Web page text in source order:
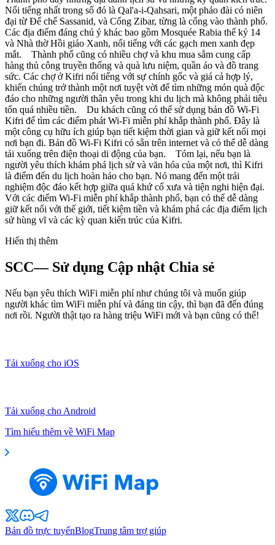
Nổi tiếng nhất trong số đó là Qal'a-i-Qahsari, một pháo đài có niên
đại từ Đế chế Sassanid, và Cổng Zibar, từng là cổng vào thành phố.
Các địa điểm đáng chú ý khác bao gồm Mosquée Rabia thế kỷ 14
và Nhà thờ Hồi giáo Xanh, nổi tiếng với các gạch men xanh đẹp
mắt. Thành phố cũng có nhiều chợ và khu mua sắm cung cấp
hàng thủ công truyền thống và quà lưu niệm, quần áo và đồ trang
sức. Các chợ ở Kifri nổi tiếng với sự chính gốc và giá cả hợp lý,
khiến chúng trở thành một nơi tuyệt vời để tìm những món quà độc
đáo cho những người thân yêu trong khi du lịch mà không phải tiêu
tốn quá nhiều tiền. Du khách cũng có thể sử dụng bản đồ Wi-Fi
Kifri để tìm các điểm phát Wi-Fi miễn phí khắp thành phố. Đây là
một công cụ hữu ích giúp bạn tiết kiệm thời gian và giữ kết nối mọi
nơi bạn đi. Bản đồ Wi-Fi Kifri có sẵn trên internet và có thể dễ dàng
tải xuống trên điện thoại di động của bạn. Tóm lại, nếu bạn là
người yêu thích khám phá lịch sử và văn hóa của một nơi, thì Kifri
là điểm đến du lịch hoàn hảo cho bạn. Nó mang đến một trải
nghiệm độc đáo kết hợp giữa quá khứ cổ xưa và tiện nghi hiện đại.
Với các điểm Wi-Fi miễn phí khắp thành phố, bạn có thể dễ dàng
giữ kết nối với thế giới, tiết kiệm tiền và khám phá các địa điểm lịch
sử hùng vĩ và các kỳ quan kiến trúc của Kifri.
Hiển thị thêm
SCC— Sử dụng Cập nhật Chia sẻ
Nếu bạn yêu thích WiFi miễn phí như chúng tôi và muốn giúp
người khác tìm WiFi miễn phí và đáng tin cậy, thì bạn đã đến đúng
nơi rồi. Người thật tạo ra hàng triệu WiFi mới và bạn cũng có thể!
Tải xuống cho iOS
Tải xuống cho Android
Tìm hiểu thêm về WiFi Map
Bản đồ trực tuyếnBlogTrung tâm trợ giúp